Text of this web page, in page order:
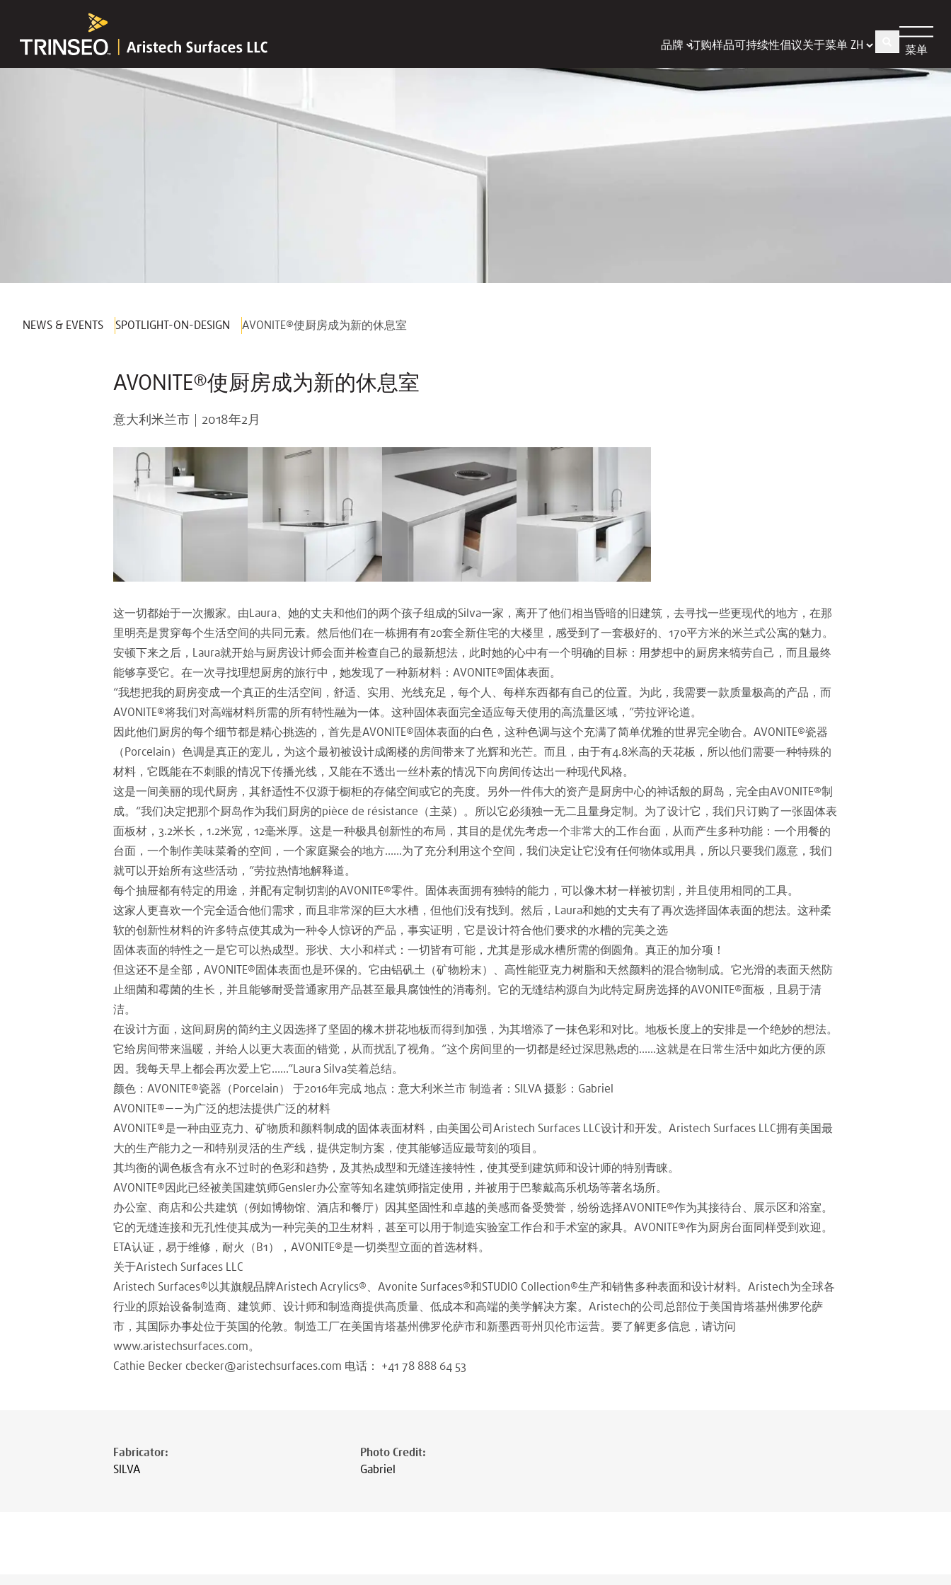
品牌 订购样品可持续性倡议关于菜单 菜单
NEWS & EVENTS SPOTLIGHT-ON-DESIGN AVONITE®使厨房成为新的休息室
AVONITE®使厨房成为新的休息室
意大利米兰市 2018年2月
这一切都始于一次搬家。由Laura、她的丈夫和他们的两个孩子组成的Silva一家，离开了他们相当昏暗的旧建筑，去寻找一些更现代的地方，在那
里明亮是贯穿每个生活空间的共同元素。然后他们在一栋拥有有20套全新住宅的大楼里，感受到了一套极好的、170平方米的米兰式公寓的魅力。
安顿下来之后，Laura就开始与厨房设计师会面并检查自己的最新想法，此时她的心中有一个明确的目标：用梦想中的厨房来犒劳自己，而且最终
能够享受它。在一次寻找理想厨房的旅行中，她发现了一种新材料：AVONITE®固体表面。
“我想把我的厨房变成一个真正的生活空间，舒适、实用、光线充足，每个人、每样东西都有自己的位置。为此，我需要一款质量极高的产品，而
AVONITE®将我们对高端材料所需的所有特性融为一体。这种固体表面完全适应每天使用的高流量区域，”劳拉评论道。
因此他们厨房的每个细节都是精心挑选的，首先是AVONITE®固体表面的白色，这种色调与这个充满了简单优雅的世界完全吻合。AVONITE®瓷器
（Porcelain）色调是真正的宠儿，为这个最初被设计成阁楼的房间带来了光辉和光芒。而且，由于有4.8米高的天花板，所以他们需要一种特殊的
材料，它既能在不刺眼的情况下传播光线，又能在不透出一丝朴素的情况下向房间传达出一种现代风格。
这是一间美丽的现代厨房，其舒适性不仅源于橱柜的存储空间或它的亮度。另外一件伟大的资产是厨房中心的神话般的厨岛，完全由AVONITE®制
成。“我们决定把那个厨岛作为我们厨房的pièce de résistance（主菜）。所以它必须独一无二且量身定制。为了设计它，我们只订购了一张固体表
面板材，3.2米长，1.2米宽，12毫米厚。这是一种极具创新性的布局，其目的是优先考虑一个非常大的工作台面，从而产生多种功能：一个用餐的
台面，一个制作美味菜肴的空间，一个家庭聚会的地方……为了充分利用这个空间，我们决定让它没有任何物体或用具，所以只要我们愿意，我们
就可以开始所有这些活动，”劳拉热情地解释道。
每个抽屉都有特定的用途，并配有定制切割的AVONITE®零件。固体表面拥有独特的能力，可以像木材一样被切割，并且使用相同的工具。
这家人更喜欢一个完全适合他们需求，而且非常深的巨大水槽，但他们没有找到。然后，Laura和她的丈夫有了再次选择固体表面的想法。这种柔
软的创新性材料的许多特点使其成为一种令人惊讶的产品，事实证明，它是设计符合他们要求的水槽的完美之选
固体表面的特性之一是它可以热成型。形状、大小和样式：一切皆有可能，尤其是形成水槽所需的倒圆角。真正的加分项！
但这还不是全部，AVONITE®固体表面也是环保的。它由铝矾土（矿物粉末）、高性能亚克力树脂和天然颜料的混合物制成。它光滑的表面天然防
止细菌和霉菌的生长，并且能够耐受普通家用产品甚至最具腐蚀性的消毒剂。它的无缝结构源自为此特定厨房选择的AVONITE®面板，且易于清
洁。
在设计方面，这间厨房的简约主义因选择了坚固的橡木拼花地板而得到加强，为其增添了一抹色彩和对比。地板长度上的安排是一个绝妙的想法。
它给房间带来温暖，并给人以更大表面的错觉，从而扰乱了视角。“这个房间里的一切都是经过深思熟虑的……这就是在日常生活中如此方便的原
因。我每天早上都会再次爱上它……”Laura Silva笑着总结。
颜色：AVONITE®瓷器（Porcelain） 于2016年完成 地点：意大利米兰市 制造者：SILVA 摄影：Gabriel
AVONITE®——为广泛的想法提供广泛的材料
AVONITE®是一种由亚克力、矿物质和颜料制成的固体表面材料，由美国公司Aristech Surfaces LLC设计和开发。Aristech Surfaces LLC拥有美国最
大的生产能力之一和特别灵活的生产线，提供定制方案，使其能够适应最苛刻的项目。
其均衡的调色板含有永不过时的色彩和趋势，及其热成型和无缝连接特性，使其受到建筑师和设计师的特别青睐。
AVONITE®因此已经被美国建筑师Gensler办公室等知名建筑师指定使用，并被用于巴黎戴高乐机场等著名场所。
办公室、商店和公共建筑（例如博物馆、酒店和餐厅）因其坚固性和卓越的美感而备受赞誉，纷纷选择AVONITE®作为其接待台、展示区和浴室。
它的无缝连接和无孔性使其成为一种完美的卫生材料，甚至可以用于制造实验室工作台和手术室的家具。AVONITE®作为厨房台面同样受到欢迎。
ETA认证，易于维修，耐火（B1），AVONITE®是一切类型立面的首选材料。
关于Aristech Surfaces LLC
Aristech Surfaces®以其旗舰品牌Aristech Acrylics®、Avonite Surfaces®和STUDIO Collection®生产和销售多种表面和设计材料。Aristech为全球各
行业的原始设备制造商、建筑师、设计师和制造商提供高质量、低成本和高端的美学解决方案。Aristech的公司总部位于美国肯塔基州佛罗伦萨
市，其国际办事处位于英国的伦敦。制造工厂在美国肯塔基州佛罗伦萨市和新墨西哥州贝伦市运营。要了解更多信息，请访问
www.aristechsurfaces.com。
Cathie Becker cbecker@aristechsurfaces.com 电话： +41 78 888 64 53
Fabricator:
SILVA
Photo Credit:
Gabriel